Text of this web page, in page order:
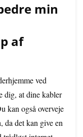
min
af
ved
dig, at dine kabler
kan også overveje
da det kan give en